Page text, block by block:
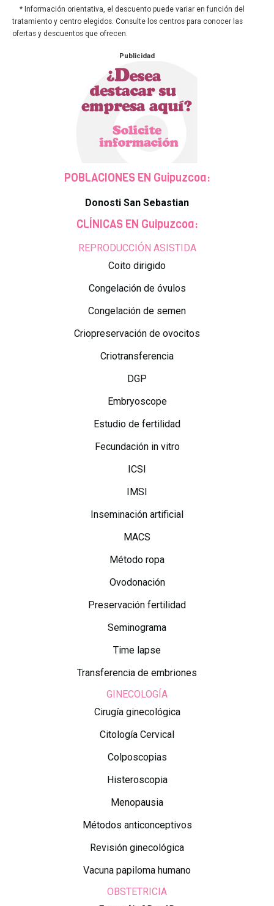
* Información orientativa, el descuento puede variar en función del
tratamiento y centro elegidos. Consulte los centros para conocer las
ofertas y descuentos que ofrecen.
Publicidad
POBLACIONES EN Guipuzcoa:
Donosti San Sebastian
CLÍNICAS EN Guipuzcoa:
REPRODUCCIÓN ASISTIDA
Coito dirigido
Congelación de óvulos
Congelación de semen
Criopreservación de ovocitos
Criotransferencia
DGP
Embryoscope
Estudio de fertilidad
Fecundación in vitro
ICSI
IMSI
Inseminación artificial
MACS
Método ropa
Ovodonación
Preservación fertilidad
Seminograma
Time lapse
Transferencia de embriones
GINECOLOGÍA
Cirugía ginecológica
Citología Cervical
Colposcopias
Histeroscopia
Menopausia
Métodos anticonceptivos
Revisión ginecológica
Vacuna papiloma humano
OBSTETRICIA